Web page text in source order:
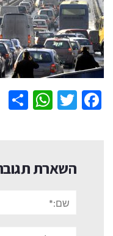
Facebook
Twitter
השארת